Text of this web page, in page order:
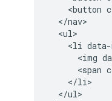
<button
  </nav>
  <ul>
<li
<img
<span
    </li>
  </ul>